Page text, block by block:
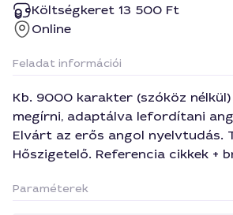
Költségkeret 13 500 Ft
Online
Feladat információi
Kb. 9000 karakter (szóköz
megírni, adaptálva lefordítani
Elvárt az erős angol nyelvtudás.
Hőszigetelő. Referencia cikkek +
Paraméterek